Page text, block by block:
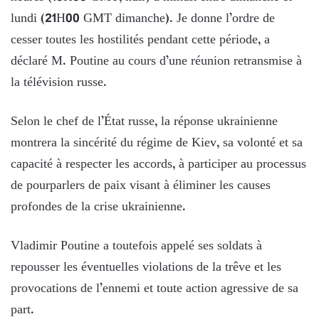
lundi (21H00 GMT dimanche). Je donne l’ordre de
cesser toutes les hostilités pendant cette période, a
déclaré M. Poutine au cours d’une réunion retransmise à
la télévision russe.
Selon le chef de l’État russe, la réponse ukrainienne
montrera la sincérité du régime de Kiev, sa volonté et sa
capacité à respecter les accords, à participer au processus
de pourparlers de paix visant à éliminer les causes
profondes de la crise ukrainienne.
Vladimir Poutine a toutefois appelé ses soldats à
repousser les éventuelles violations de la trêve et les
provocations de l’ennemi et toute action agressive de sa
part.